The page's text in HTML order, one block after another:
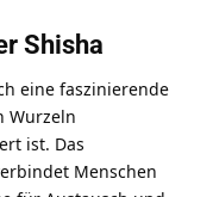
Shisha
eine faszinierende
Wurzeln
ist. Das
Menschen